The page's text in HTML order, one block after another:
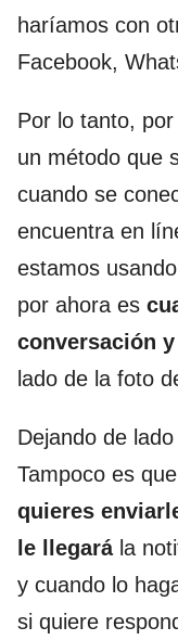
haríamos con
Facebook,
Por lo tanto,
un método que
cuando se
encuentra en
estamos
por ahora es
conversación
lado de la foto
Dejando de
Tampoco es
quieres
le llegarála
y cuando lo
si quiere